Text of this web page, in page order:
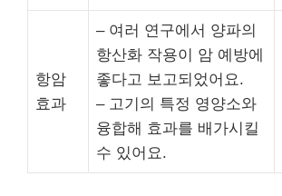
항암
효과
– 여러 연구에서 양파의
항산화 작용이 암 예방에
좋다고 보고되었어요.
– 고기의 특정 영양소와
융합해 효과를 배가시킬
수 있어요.